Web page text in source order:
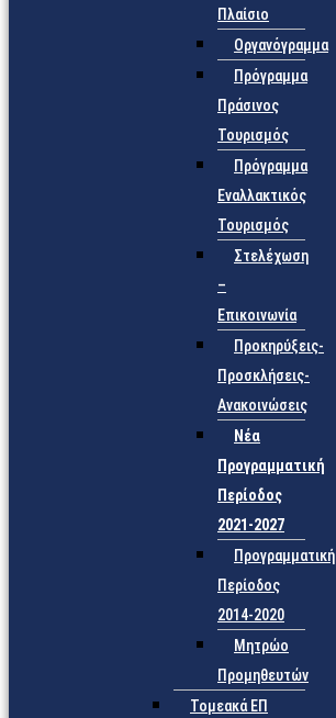
Πλαίσιο
Οργανόγραμμα
Πρόγραμμα
Πράσινος
Τουρισμός
Πρόγραμμα
Εναλλακτικός
Τουρισμός
Στελέχωση
–
Επικοινωνία
Προκηρύξεις-
Προσκλήσεις-
Ανακοινώσεις
Νέα
Προγραμματική
Περίοδος
2021-2027
Προγραμματική
Περίοδος
2014-2020
Μητρώο
Προμηθευτών
Τομεακά ΕΠ